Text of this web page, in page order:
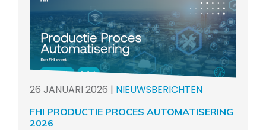
26 JANUARI 2026 | NIEUWSBERICHTEN
FHI PRODUCTIE PROCES AUTOMATISERING
2026